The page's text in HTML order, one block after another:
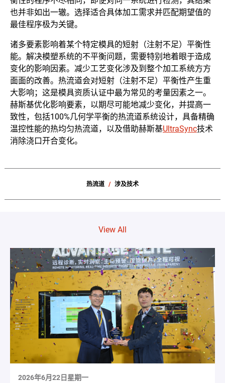
也并非如出一辙。选择适合具体加工需求并匹配期望值的
最佳程序极为关键。
诸多要素影响着某个特定模具的短射（注射不足）平衡性
能。解决模塑系统的不平衡问题，需要特别地着眼于造成
变化的影响因素。减少工艺变化涉及到整个加工系统方方
面面的改善。热流道会对短射（注射不足）平衡性产生重
大影响；这是模具资质认证中最为常见的考量因素之一。
赫斯基优化影响要素，以期尽可能地减少变化，并提高一
致性，包括100%几何学平衡的热流道系统设计，具备精确
温控性能的热均匀热流道，以及借助赫斯基UltraSync技术
消除浇口开合变化。
热流道 涉及技术
View All
2026年6月22日星期一